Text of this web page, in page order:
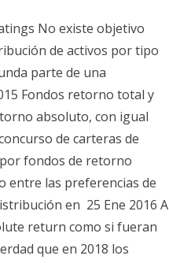
No existe objetivo
de activos por tipo
parte de una
Fondos retorno total y
absoluto, con igual
de carteras de
fondos de retorno
entre las preferencias de
en 25 Ene 2016 A
return como si fueran
que en 2018 los